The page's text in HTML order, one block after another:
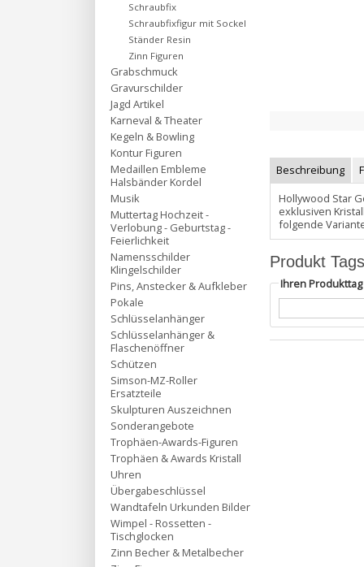
Beschreibung
Hollywood Star
exklusiven
folgende
Produkt Tags
Ihren
Schraubfix
Schraubfixfigur mit Sockel
Ständer Resin
Zinn Figuren
Grabschmuck
Gravurschilder
Jagd Artikel
Karneval & Theater
Kegeln & Bowling
Kontur Figuren
Medaillen Embleme
Halsbänder Kordel
Musik
Muttertag Hochzeit -
Verlobung - Geburtstag -
Feierlichkeit
Namensschilder
Klingelschilder
Pins, Anstecker & Aufkleber
Pokale
Schlüsselanhänger
Schlüsselanhänger &
Flaschenöffner
Schützen
Simson-MZ-Roller
Ersatzteile
Skulpturen Auszeichnen
Sonderangebote
Trophäen-Awards-Figuren
Trophäen & Awards Kristall
Uhren
Übergabeschlüssel
Wandtafeln Urkunden Bilder
Wimpel - Rossetten -
Tischglocken
Zinn Becher & Metalbecher